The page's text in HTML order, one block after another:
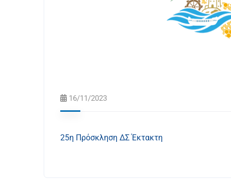
16/11/2023
25η Πρόσκληση ΔΣ Έκτακτη